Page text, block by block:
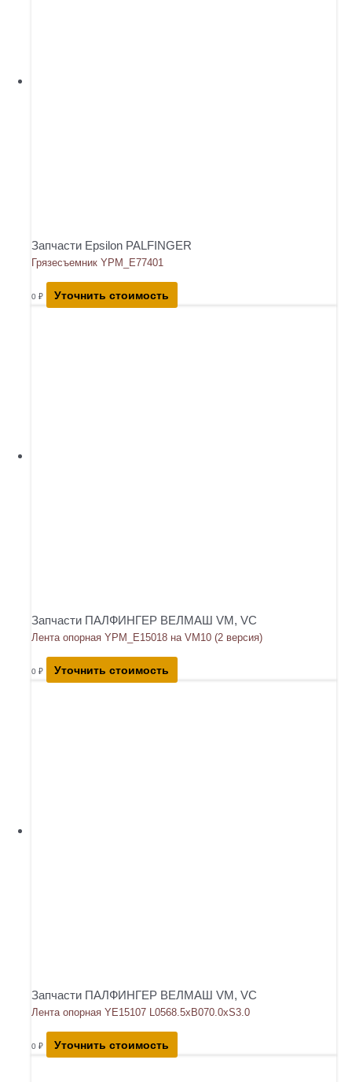
Запчасти Epsilon PALFINGER
Грязесъемник YPM_E77401
0 ₽ Уточнить стоимость
Запчасти ПАЛФИНГЕР ВЕЛМАШ VM, VC
Лента опорная YPM_E15018 на VM10 (2 версия)
0 ₽ Уточнить стоимость
Запчасти ПАЛФИНГЕР ВЕЛМАШ VM, VC
Лента опорная YE15107 L0568.5xB070.0xS3.0
0 ₽ Уточнить стоимость